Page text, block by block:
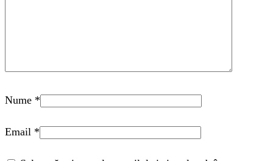
Nume *
Email *